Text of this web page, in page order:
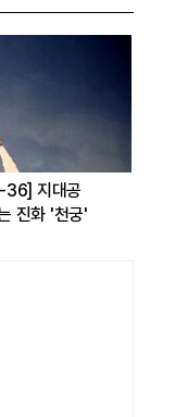
지대공
진화 '천궁'